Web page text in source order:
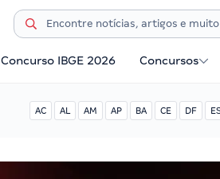
Concurso IBGE 2026 Concursos
AC AL AM AP BA CE DF